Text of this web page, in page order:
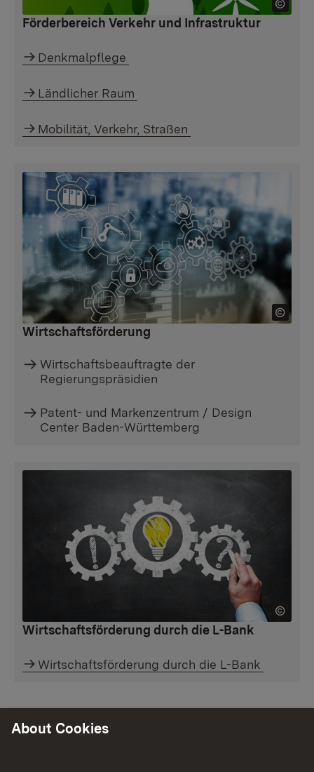
Förderbereich Verkehr und Infrastruktur
Denkmalpflege
Ländlicher Raum
Mobilität, Verkehr, Straßen
Wirtschaftsförderung
Wirtschaftsbeauftragte der
Regierungspräsidien
Patent- und Markenzentrum / Design
Center Baden-Württemberg
Wirtschaftsförderung durch die L-Bank
Wirtschaftsförderung durch die L-Bank
About Cookies